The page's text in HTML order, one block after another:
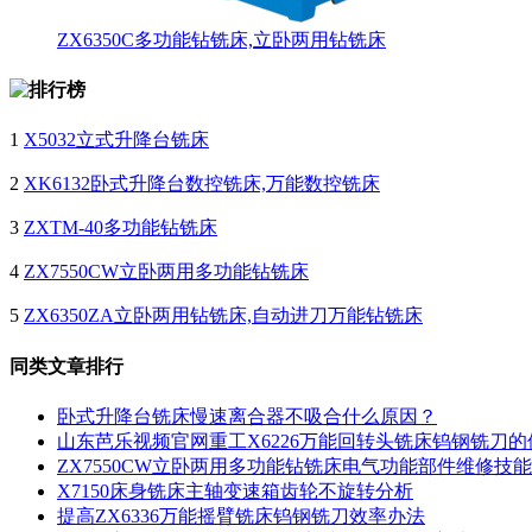
ZX6350C多功能钻铣床,立卧两用钻铣床
1 X5032立式升降台铣床
2 XK6132卧式升降台数控铣床,万能数控铣床
3 ZXTM-40多功能钻铣床
4 ZX7550CW立卧两用多功能钻铣床
5 ZX6350ZA立卧两用钻铣床,自动进刀万能钻铣床
同类文章排行
卧式升降台铣床慢速离合器不吸合什么原因？
山东芭乐视频官网重工X6226万能回转头铣床钨钢铣刀的
ZX7550CW立卧两用多功能钻铣床电气功能部件维修技
X7150床身铣床主轴变速箱齿轮不旋转分析
提高ZX6336万能摇臂铣床钨钢铣刀效率办法